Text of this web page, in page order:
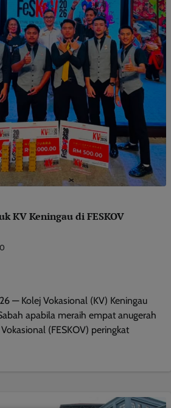
KV Keningau di FESKOV
0
— Kolej Vokasional (KV) Keningau
apabila meraih empat anugerah
(FESKOV) peringkat